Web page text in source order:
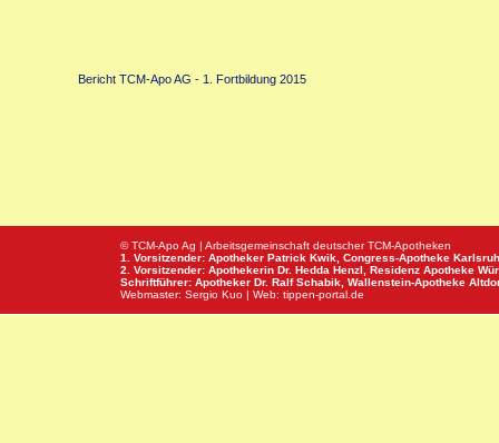
Bericht TCM-Apo AG - 1. Fortbildung 2015
© TCM-Apo Ag | Arbeitsgemeinschaft deutscher TCM-Apotheken
1. Vorsitzender: Apotheker Patrick Kwik, Congress-Apotheke
2. Vorsitzender: Apothekerin Dr. Hedda Henzl, Residenz Apotheke
Schriftführer: Apotheker Dr. Ralf Schabik, Wallenstein-Apotheke
Webmaster: Sergio Kuo | Web: tippen-portal.de